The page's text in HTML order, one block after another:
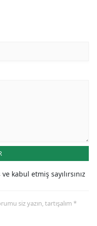
kabul etmiş sayılırsınız
siz yazın, tartışalım *